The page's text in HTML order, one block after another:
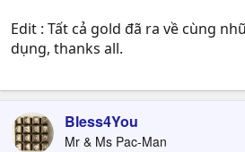
Edit : Tất cả gold đã ra về cùng
dụng, thanks all.
Bless4You
Mr & Ms Pac-Man